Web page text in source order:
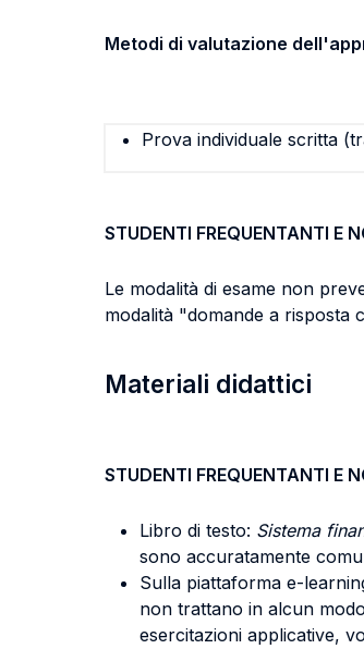
Metodi di valutazione
Prova individuale scritta
STUDENTI FREQUENTANTI E
Le modalità di esame non
modalità "domande a risposta
Materiali didattici
STUDENTI FREQUENTANTI E
Libro di testo: Sistema
sono accuratamente
Sulla piattaforma e-
non trattano in alcun
esercitazioni applicative,